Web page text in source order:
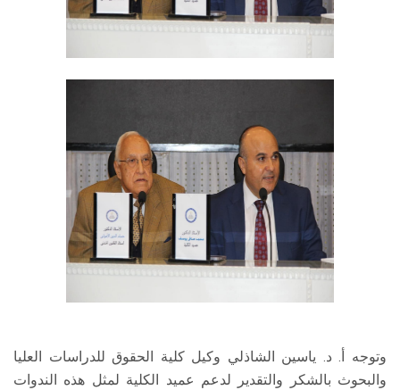
وتوجه أ. د. ياسين الشاذلي وكيل كلية الحقوق للدراسات العليا
والبحوث بالشكر والتقدير لدعم عميد الكلية لمثل هذه الندوات